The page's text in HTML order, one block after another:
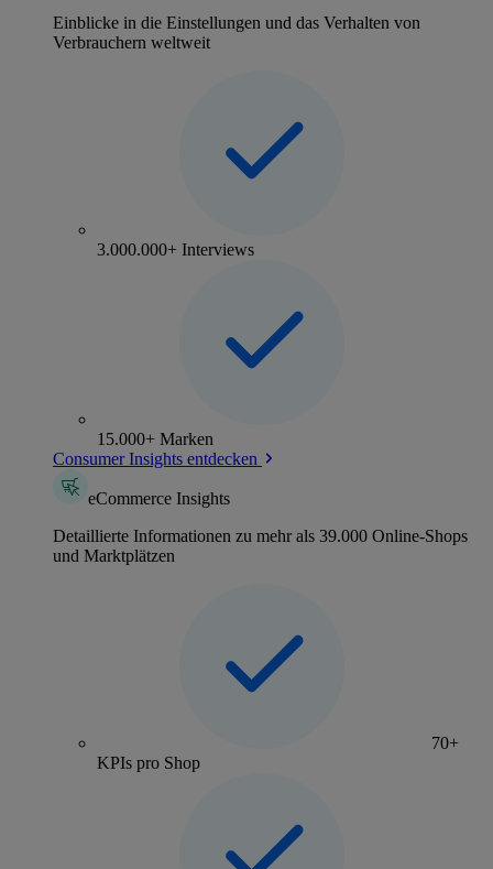
Einblicke in die Einstellungen und das Verhalten von
Verbrauchern weltweit
3.000.000+ Interviews
15.000+ Marken
Consumer Insights entdecken
eCommerce Insights
Detaillierte Informationen zu mehr als 39.000 Online-Shops
und Marktplätzen
70+
KPIs pro Shop